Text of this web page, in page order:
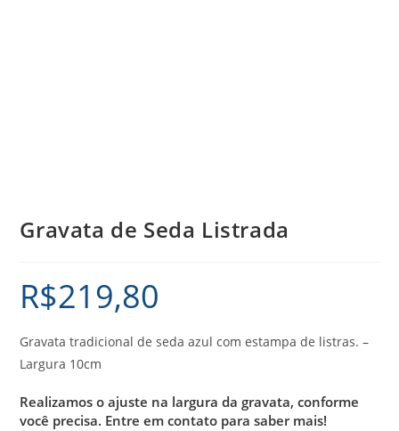
Gravata de Seda Listrada
R$219,80
Gravata tradicional de seda azul com estampa de listras. –
Largura 10cm
Realizamos o ajuste na largura da gravata, conforme
você precisa. Entre em contato para saber mais!